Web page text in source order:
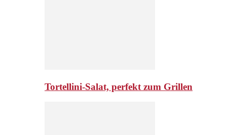
Tortellini-Salat, perfekt zum Grillen